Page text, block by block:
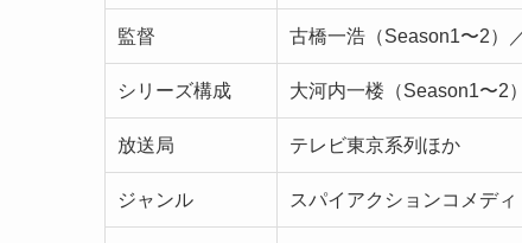
監督 古橋一浩（Season1〜2）
シリーズ構成 大河内一楼（Season1〜2
放送局 テレビ東京系列ほか
ジャンル スパイアクションコメデ